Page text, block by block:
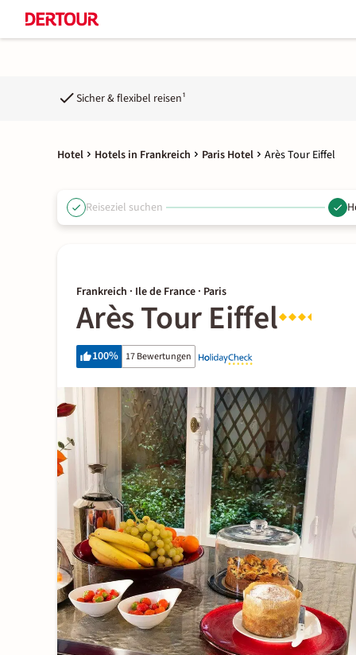
Sicher & flexibel reisen¹
Hotel Hotels in Frankreich Paris Hotel Arès Tour Eiffel
Reiseziel suchen
Frankreich · Ile de France · Paris
Arès Tour Eiffel
100% 17 Bewertungen